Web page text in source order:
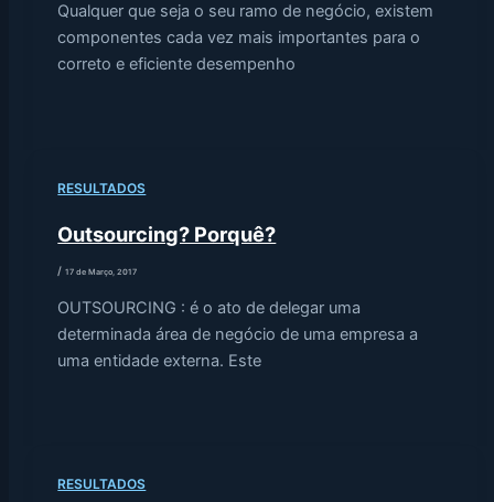
Qualquer que seja o seu ramo de negócio, existem
componentes cada vez mais importantes para o
correto e eficiente desempenho
RESULTADOS
Outsourcing? Porquê?
/17 de Março, 2017
OUTSOURCING : é o ato de delegar uma
determinada área de negócio de uma empresa a
uma entidade externa. Este
RESULTADOS